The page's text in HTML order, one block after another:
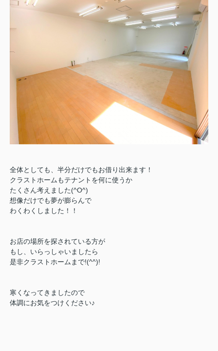
全体としても、半分だけでもお借り出来ます！
クラストホームもテナントを何に使うか
たくさん考えました(^O^)
想像だけでも夢が膨らんで
わくわくしました！！
お店の場所を探されている方が
もし、いらっしゃいましたら
是非クラストホームまで!(^^)!
寒くなってきましたので
体調にお気をつけください♪